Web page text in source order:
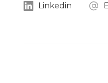
Linkedin